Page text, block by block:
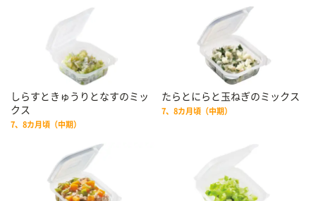
しらすときゅうりとなすのミッ
クス
7、8カ月頃（中期）
たらとにらと玉ねぎのミックス
7、8カ月頃（中期）